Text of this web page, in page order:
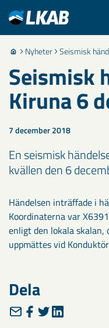
Nyheter Seismisk
Seismisk
Kiruna 6
7 december 2018
En seismisk
kvällen den 6
Händelsen inträffade i
Koordinaterna var
enligt den lokala
uppmättes vid
Dela